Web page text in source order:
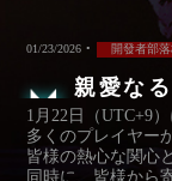
01/23/2026 • 開發者部
親愛な
1月22日（UTC+9
多くのプレイヤー
皆様の熱心な関心
同時に、皆様から